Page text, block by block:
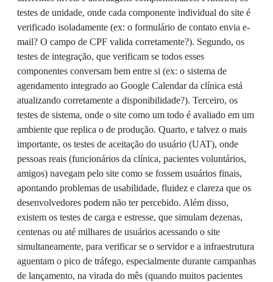
testes de unidade, onde cada componente individual do site é
verificado isoladamente (ex: o formulário de contato envia e-
mail? O campo de CPF valida corretamente?). Segundo, os
testes de integração, que verificam se todos esses
componentes conversam bem entre si (ex: o sistema de
agendamento integrado ao Google Calendar da clínica está
atualizando corretamente a disponibilidade?). Terceiro, os
testes de sistema, onde o site como um todo é avaliado em um
ambiente que replica o de produção. Quarto, e talvez o mais
importante, os testes de aceitação do usuário (UAT), onde
pessoas reais (funcionários da clínica, pacientes voluntários,
amigos) navegam pelo site como se fossem usuários finais,
apontando problemas de usabilidade, fluidez e clareza que os
desenvolvedores podem não ter percebido. Além disso,
existem os testes de carga e estresse, que simulam dezenas,
centenas ou até milhares de usuários acessando o site
simultaneamente, para verificar se o servidor e a infraestrutura
aguentam o pico de tráfego, especialmente durante campanhas
de lançamento, na virada do mês (quando muitos pacientes